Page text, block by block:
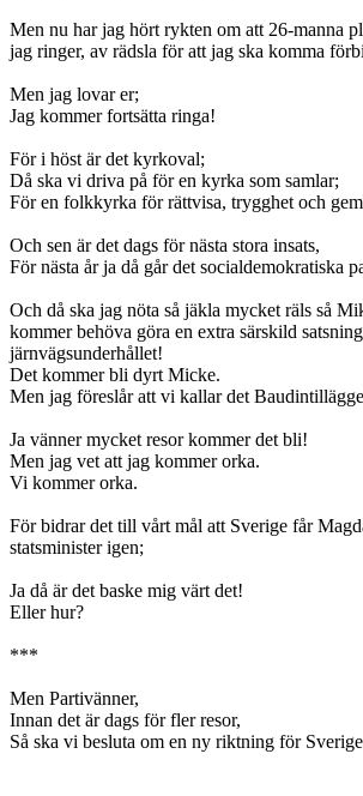
Men nu har jag hört rykten om att 26-manna
jag ringer, av rädsla för att jag ska komma
Men jag lovar er;
Jag kommer fortsätta ringa!
För i höst är det kyrkoval;
Då ska vi driva på för en kyrka som samlar;
För en folkkyrka för rättvisa, trygghet och
Och sen är det dags för nästa stora insats,
För nästa år ja då går det socialdemokratiska
Och då ska jag nöta så jäkla mycket räls så
kommer behöva göra en extra särskild
järnvägsunderhållet!
Det kommer bli dyrt Micke.
Men jag föreslår att vi kallar det
Ja vänner mycket resor kommer det bli!
Men jag vet att jag kommer orka.
Vi kommer orka.
För bidrar det till vårt mål att Sverige får
statsminister igen;
Ja då är det baske mig värt det!
Eller hur?
***
Men Partivänner,
Innan det är dags för fler resor,
Så ska vi besluta om en ny riktning för